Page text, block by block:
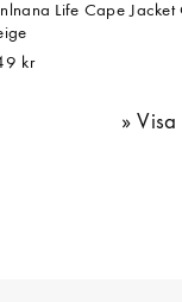
Life Cape Jacket
kr